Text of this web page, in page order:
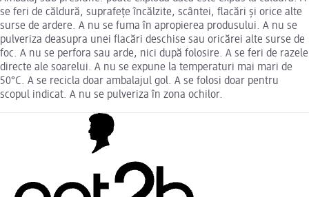
se feri de căldură, suprafețe încălzite, scântei, flacări și orice alte
surse de ardere. A nu se fuma în apropierea produsului. A nu se
pulveriza deasupra unei flacări deschise sau oricărei alte surse de
foc. A nu se perfora sau arde, nici după folosire. A se feri de razele
directe ale soarelui. A nu se expune la temperaturi mai mari de
50°C. A se recicla doar ambalajul gol. A se folosi doar pentru
scopul indicat. A nu se pulveriza în zona ochilor.